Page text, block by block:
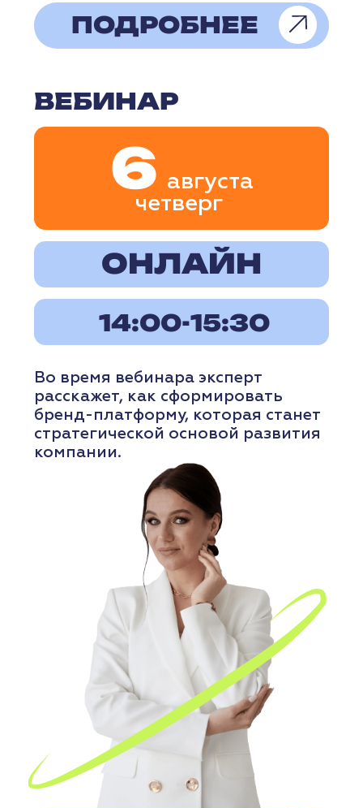
ПОДРОБНЕЕ
ВЕБИНАР
Предприниматели Нижнего
участие
в бесплатном вебинаре,
посвящённом современным
методам подбора персонала.
7 августа
ОНЛАЙН
14:00-15:30
ПОДРОБНЕЕ
РЕГИСТРАЦИЯ
ВЕБИНАР
10августа
понедельник